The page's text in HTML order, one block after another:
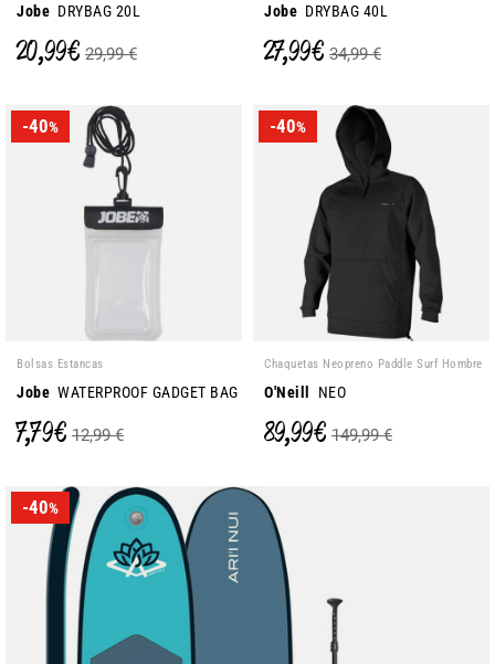
Jobe DRYBAG 20L
20,99 € 29,99 €
Jobe DRYBAG 40L
27,99 € 34,99 €
-40%
Bolsas Estancas
Jobe WATERPROOF GADGET BAG
7,79 € 12,99 €
-40%
Chaquetas Neopreno Paddle Surf Hombre
O'Neill NEO
89,99 € 149,99 €
-40%